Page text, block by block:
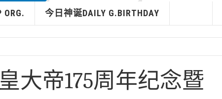
ORG. 今日神诞DAILY G.BIRTHDAY
大帝175周年纪念暨